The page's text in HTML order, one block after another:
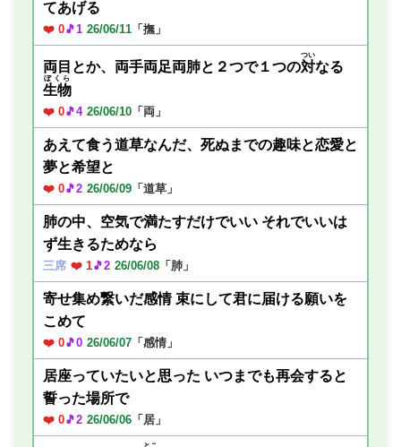
てあげる
❤️ 0🎵1 26/06/11 「撫」
両目とか、両手両足両肺と２つで１つの対
つい
なる
生物
ぼくら
❤️ 0🎵4 26/06/10 「両」
あえて食う道草なんだ、死ぬまでの趣味と恋愛と
夢と希望と
❤️ 0🎵2 26/06/09 「道草」
肺の中、空気で満たすだけでいい それでいいは
ず生きるためなら
三席 ❤️ 1🎵2 26/06/08 「肺」
寄せ集め繋いだ感情 束にして君に届ける願いを
こめて
❤️ 0🎵0 26/06/07 「感情」
居座っていたいと思った いつまでも再会すると
誓った場所で
❤️ 0🎵2 26/06/06 「居」